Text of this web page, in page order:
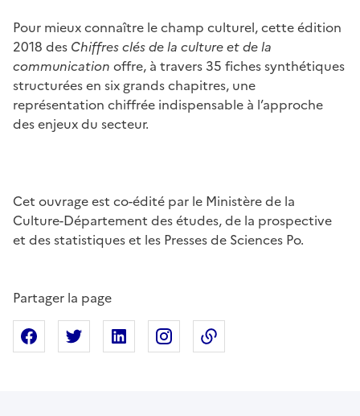
Pour mieux connaître le champ culturel, cette édition
2018 des Chiffres clés de la culture et de la
communication offre, à travers 35 fiches synthétiques
structurées en six grands chapitres, une
représentation chiffrée indispensable à l’approche
des enjeux du secteur.
Cet ouvrage est co-édité par le Ministère de la
Culture-Département des études, de la prospective
et des statistiques et les Presses de Sciences Po.
Partager la page
Partager sur Facebook
Partager sur XPartager sur Linkedin
Partager sur Instagram